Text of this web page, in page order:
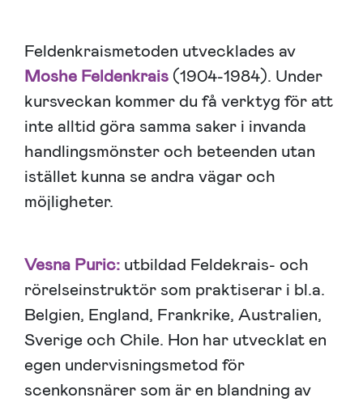
Feldenkraismetoden utvecklades av
Moshe Feldenkrais (1904-1984). Under
kursveckan kommer du få verktyg för att
inte alltid göra samma saker i invanda
handlingsmönster och beteenden utan
istället kunna se andra vägar och
möjligheter.
Vesna Puric: utbildad Feldekrais- och
rörelseinstruktör som praktiserar i bl.a.
Belgien, England, Frankrike, Australien,
Sverige och Chile. Hon har utvecklat en
egen undervisningsmetod för
scenkonsnärer som är en blandning av